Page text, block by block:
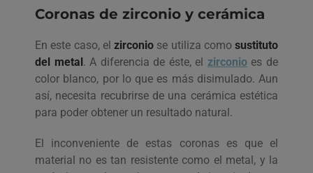
Coronas de zirconio y cerámica
En este caso, el zirconio se utiliza como sustituto
del metal . A diferencia de éste, el zirconioes de
color blanco, por lo que es más disimulado. Aun
así, necesita recubrirse de una cerámica estética
para poder obtener un resultado natural.
El inconveniente de estas coronas es que el
material no es tan resistente como el metal, y la